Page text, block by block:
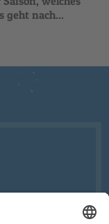
geht nach...